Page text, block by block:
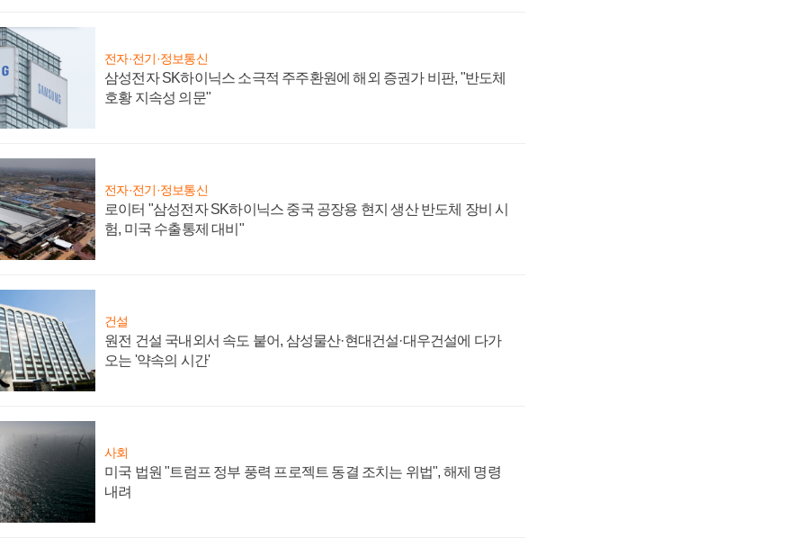
전자·전기·정보통신
삼성전자 SK하이닉스 소극적 주주환원에 해외 증권가 비판, "반도체
호황 지속성 의문"
전자·전기·정보통신
로이터 "삼성전자 SK하이닉스 중국 공장용 현지 생산 반도체 장비 시
험, 미국 수출통제 대비"
건설
원전 건설 국내외서 속도 붙어, 삼성물산·현대건설·대우건설에 다가
오는 '약속의 시간'
사회
미국 법원 "트럼프 정부 풍력 프로젝트 동결 조치는 위법", 해제 명령
내려